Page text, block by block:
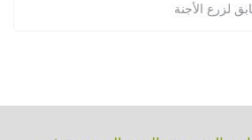
لزرع الأجنة